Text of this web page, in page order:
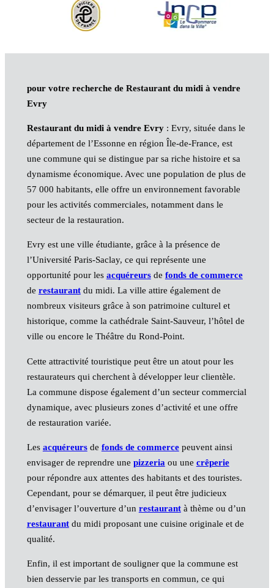
pour votre recherche de Restaurant du midi à vendre
Evry
Restaurant du midi à vendre Evry: Evry, située dans le
département de l’Essonne en région Île-de-France, est
une commune qui se distingue par sa riche histoire et sa
dynamisme économique. Avec une population de plus de
57 000 habitants, elle offre un environnement favorable
pour les activités commerciales, notamment dans le
secteur de la restauration.
Evry est une ville étudiante, grâce à la présence de
l’Université Paris-Saclay, ce qui représente une
opportunité pour les acquéreursde fonds de commerce
de restaurantdu midi. La ville attire également de
nombreux visiteurs grâce à son patrimoine culturel et
historique, comme la cathédrale Saint-Sauveur, l’hôtel de
ville ou encore le Théâtre du Rond-Point.
Cette attractivité touristique peut être un atout pour les
restaurateurs qui cherchent à développer leur clientèle.
La commune dispose également d’un secteur commercial
dynamique, avec plusieurs zones d’activité et une offre
de restauration variée.
Les acquéreursde fonds de commercepeuvent ainsi
envisager de reprendre une pizzeria ou une crêperie
pour répondre aux attentes des habitants et des touristes.
Cependant, pour se démarquer, il peut être judicieux
d’envisager l’ouverture d’un restaurantà thème ou d’un
restaurantdu midi proposant une cuisine originale et de
qualité.
Enfin, il est important de souligner que la commune est
bien desservie par les transports en commun, ce qui